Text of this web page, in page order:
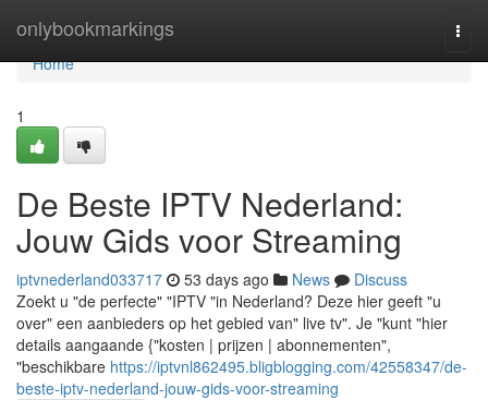
onlybookmarkings
Home
Home
1
De Beste IPTV Nederland:
Jouw Gids voor Streaming
iptvnederland033717 53 days ago News
Discuss
Zoekt u "de perfecte" "IPTV "in Nederland? Deze hier geeft "u
over" een aanbieders op het gebied van" live tv". Je "kunt "hier
details aangaande {"kosten | prijzen | abonnementen",
"beschikbare https://iptvnl862495.bligblogging.com/42558347/de-
beste-iptv-nederland-jouw-gids-voor-streaming